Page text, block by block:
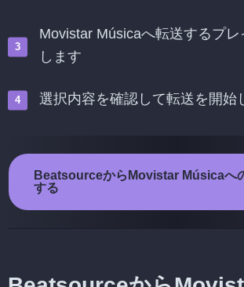
Movistar Músicaへ転送するプ
します
選択内容を確認して転送を開始
BeatsourceからMovistar Músicaへ
する